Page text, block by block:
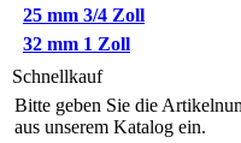
25 mm 3/4 Zoll
32 mm 1 Zoll
Schnellkauf
Bitte geben Sie die
aus unserem Katalog ein.